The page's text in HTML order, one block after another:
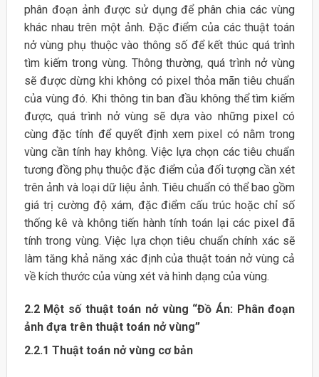
phân đoạn ảnh được sử dụng để phân chia các vùng
khác nhau trên một ảnh. Đặc điểm của các thuật toán
nở vùng phụ thuộc vào thông số để kết thúc quá trình
tìm kiếm trong vùng. Thông thường, quá trình nở vùng
sẽ được dừng khi không có pixel thỏa mãn tiêu chuẩn
của vùng đó. Khi thông tin ban đầu không thể tìm kiếm
được, quá trình nở vùng sẽ dựa vào những pixel có
cùng đặc tính để quyết định xem pixel có nằm trong
vùng cần tính hay không. Việc lựa chọn các tiêu chuẩn
tương đồng phụ thuộc đặc điểm của đối tượng cần xét
trên ảnh và loại dữ liệu ảnh. Tiêu chuẩn có thể bao gồm
giá trị cường độ xám, đặc điểm cấu trúc hoặc chỉ số
thống kê và không tiến hành tính toán lại các pixel đã
tính trong vùng. Việc lựa chọn tiêu chuẩn chính xác sẽ
làm tăng khả năng xác định của thuật toán nở vùng cả
về kích thước của vùng xét và hình dạng của vùng.
2.2 Một số thuật toán nở vùng “Đồ Án: Phân đoạn
ảnh đựa trên thuật toán nở vùng”
2.2.1 Thuật toán nở vùng cơ bản